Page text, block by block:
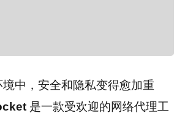
中，安全和隐私变得愈加重
是一款受欢迎的网络代理工